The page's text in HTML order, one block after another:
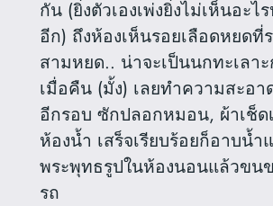
กัน (ยิ่งตัวเองเพ่งยิ่งไม่เห็นอะไ
อีก) ถึงห้องเห็นรอยเลือดหยดที่
สามหยด.. น่าจะเป็นนกทะเลา
เมื่อคืน (มั้ง) เลยทำความสะอ
อีกรอบ ซักปลอกหมอน, ผ้าเช็ด
ห้องน้ำ เสร็จเรียบร้อยก็อาบน้ำ
พระพุทธรูปในห้องนอนแล้วขน
รถ